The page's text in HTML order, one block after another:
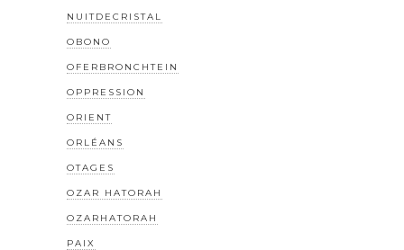
NUITDECRISTAL
OBONO
OFERBRONCHTEIN
OPPRESSION
ORIENT
ORLÉANS
OTAGES
OZAR HATORAH
OZARHATORAH
PAIX